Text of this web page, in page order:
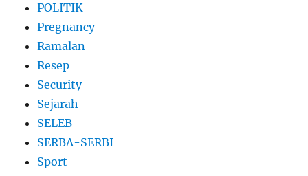
POLITIK
Pregnancy
Ramalan
Resep
Security
Sejarah
SELEB
SERBA-SERBI
Sport